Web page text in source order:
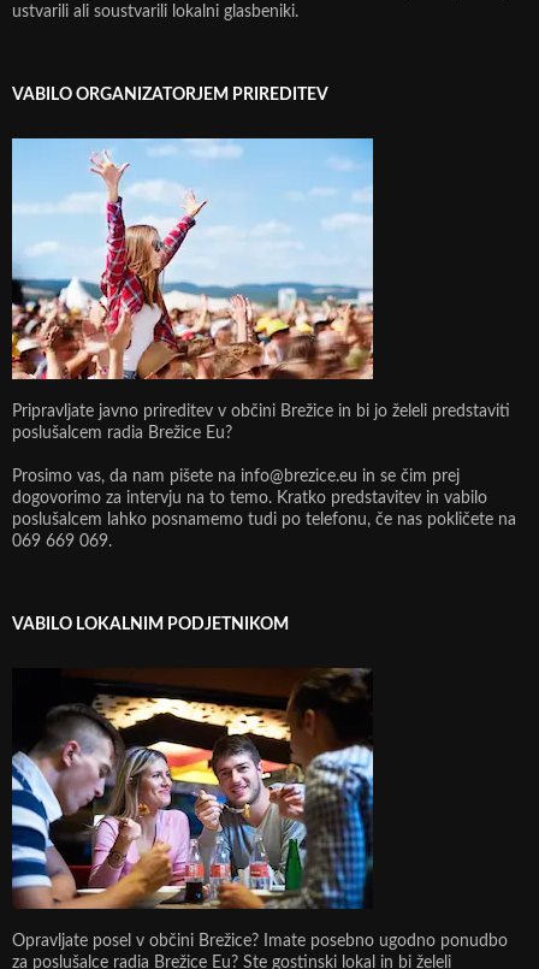
ustvarili ali soustvarili lokalni glasbeniki.
VABILO ORGANIZATORJEM PRIREDITEV
Pripravljate javno prireditev v občini Brežice in bi jo želeli predstaviti
poslušalcem radia Brežice Eu?
Prosimo vas, da nam pišete na info@brezice.eu in se čim prej
dogovorimo za intervju na to temo. Kratko predstavitev in vabilo
poslušalcem lahko posnamemo tudi po telefonu, če nas pokličete na
069 669 069.
VABILO LOKALNIM PODJETNIKOM
Opravljate posel v občini Brežice? Imate posebno ugodno ponudbo
za poslušalce radia Brežice Eu? Ste gostinski lokal in bi želeli